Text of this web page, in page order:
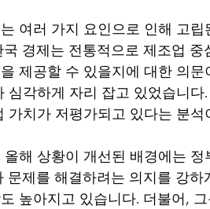
여러 가지 요인으로 인해 고
경제는 전통적으로 제조업
제공할 수 있을지에 대한 의
심각하게 자리 잡고 있었습니
가치가 저평가되고 있다는 분석
해 상황이 개선된 배경에는
문제를 해결하려는 의지를 강
높아지고 있습니다. 더불어,